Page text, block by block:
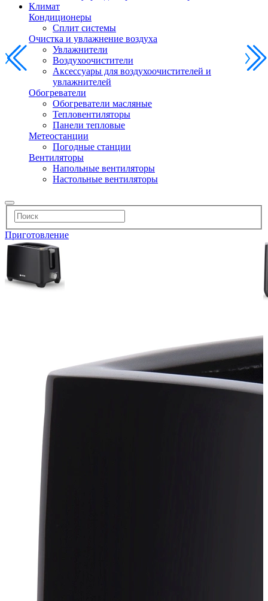
Климат
Кондиционеры
Сплит системы
Очистка и увлажнение воздуха
Увлажнители
Воздухоочистители
Аксессуары для воздухоочистителей и
увлажнителей
Обогреватели
Обогреватели масляные
Тепловентиляторы
Панели тепловые
Метеостанции
Погодные станции
Вентиляторы
Напольные вентиляторы
Настольные вентиляторы
Приготовление